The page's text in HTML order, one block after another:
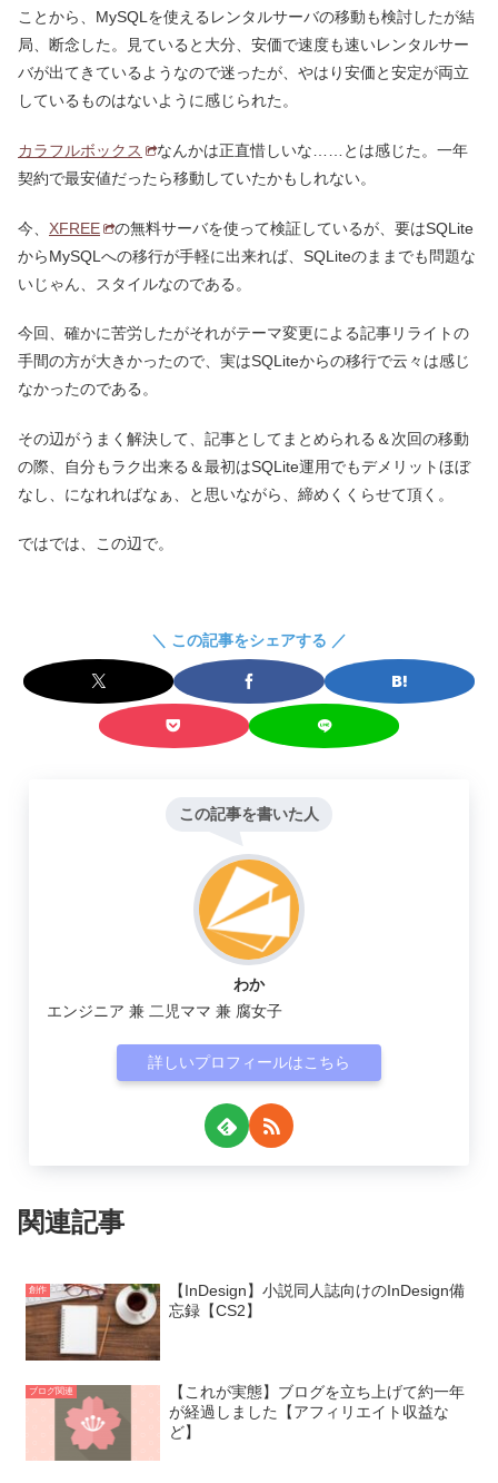
ことから、MySQLを使えるレンタルサーバの移動も検討したが結
局、断念した。見ていると大分、安価で速度も速いレンタルサー
バが出てきているようなので迷ったが、やはり安価と安定が両立
しているものはないように感じられた。
カラフルボックス
なんかは正直惜しいな……とは感じた。一年
契約で最安値だったら移動していたかもしれない。
今、 XFREE
の無料サーバを使って検証しているが、要はSQLite
からMySQLへの移行が手軽に出来れば、SQLiteのままでも問題な
いじゃん、スタイルなのである。
今回、確かに苦労したがそれがテーマ変更による記事リライトの
手間の方が大きかったので、実はSQLiteからの移行で云々は感じ
なかったのである。
その辺がうまく解決して、記事としてまとめられる＆次回の移動
の際、自分もラク出来る＆最初はSQLite運用でもデメリットほぼ
なし、になれればなぁ、と思いながら、締めくくらせて頂く。
ではでは、この辺で。
＼ この記事をシェアする ／
この記事を書いた人
わか
エンジニア 兼 二児ママ 兼 腐女子
詳しいプロフィールはこちら
関連記事
創作
【InDesign】小説同人誌向けのInDesign備
忘録【CS2】
ブログ関連
【これが実態】ブログを立ち上げて約一年
が経過しました【アフィリエイト収益な
ど】